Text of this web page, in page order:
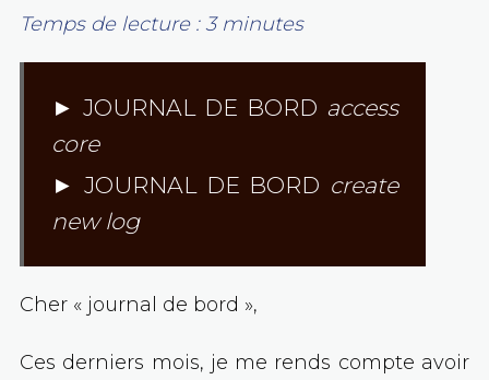
Temps de lecture :3 minutes
► JOURNAL DE BORD access
core
► JOURNAL DE BORD create
new log
Cher « journal de bord »,
Ces derniers mois, je me rends compte avoir